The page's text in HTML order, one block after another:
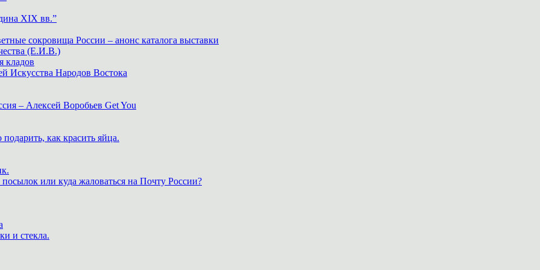
XIX вв.”
сокровища России – анонс каталога выставки
(Е.И.В.)
кладов
Искусства Народов Востока
– Алексей Воробьев Get You
как красить яйца.
или куда жаловаться на Почту России?
и стекла.